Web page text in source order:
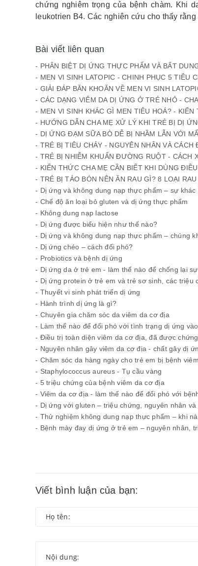
chứng nghiêm trọng của bệnh chàm. Khi
leukotrien B4. Các nghiên cứu cho thấy
Bài viết liên quan
- PHÂN BIỆT DỊ ỨNG THỰC PHẨM VÀ BẤT
- MEN VI SINH LATOPIC - CHINH PHỤC 5 TIÊU
- GIẢI ĐÁP BĂN KHOĂN VỀ MEN VI SINH
- CÁC DẠNG VIÊM DA DỊ ỨNG Ở TRẺ NHỎ -
- MEN VI SINH KHÁC GÌ MEN TIÊU HOÁ? - KIẾN
- HƯỚNG DẪN CHA MẸ XỬ LÝ KHI TRẺ BỊ DỊ
- DỊ ỨNG ĐẠM SỮA BÒ DỄ BỊ NHẦM LẪN VỚI
- TRẺ BỊ TIÊU CHẢY - NGUYÊN NHÂN VÀ CÁCH
- TRẺ BỊ NHIỄM KHUẨN ĐƯỜNG RUỘT - CÁCH
- KIẾN THỨC CHA MẸ CẦN BIẾT KHI DÙNG
- TRẺ BỊ TÁO BÓN NÊN ĂN RAU GÌ? 8 LOẠI
- Dị ứng và không dung nạp thực phẩm – sự
- Chế độ ăn loại bỏ gluten và dị ứng thực phẩm
- Không dung nạp lactose
- Dị ứng được biểu hiện như thế nào?
- Dị ứng và không dung nạp thực phẩm – chúng
- Dị ứng chéo – cách đối phó?
- Probiotics và bệnh dị ứng
- Dị ứng da ở trẻ em - làm thế nào để chống lại
- Dị ứng protein ở trẻ em và trẻ sơ sinh, các triệu
- Thuyết vi sinh phát triển dị ứng
- Hành trình dị ứng là gì?
- Chuyên gia chăm sóc da viêm da cơ địa
- Làm thế nào để đối phó với tình trạng dị ứng
- Điều trị toàn diện viêm da cơ địa, đã được
- Nguyên nhân gây viêm da cơ địa - chất gây dị
- Chăm sóc da hàng ngày cho trẻ em bị bệnh
- Staphylococcus aureus - Tụ cầu vàng
- 5 triệu chứng của bệnh viêm da cơ địa
- Viêm da cơ địa - làm thế nào để đối phó với
- Dị ứng với gluten – triệu chứng, nguyên nhân và
- Thử nghiệm không dung nạp thực phẩm – khi
- Bệnh mày đay dị ứng ở trẻ em – nguyên nhân,
Viết bình luận của bạn: